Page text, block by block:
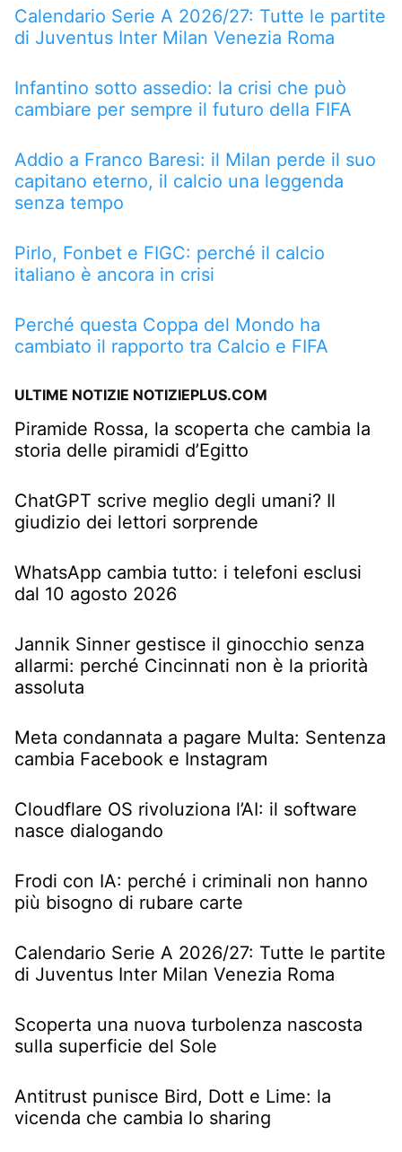
Calendario Serie A 2026/27: Tutte le partite
di Juventus Inter Milan Venezia Roma
Infantino sotto assedio: la crisi che può
cambiare per sempre il futuro della FIFA
Addio a Franco Baresi: il Milan perde il suo
capitano eterno, il calcio una leggenda
senza tempo
Pirlo, Fonbet e FIGC: perché il calcio
italiano è ancora in crisi
Perché questa Coppa del Mondo ha
cambiato il rapporto tra Calcio e FIFA
ULTIME NOTIZIE NOTIZIEPLUS.COM
Piramide Rossa, la scoperta che cambia la
storia delle piramidi d’Egitto
ChatGPT scrive meglio degli umani? Il
giudizio dei lettori sorprende
WhatsApp cambia tutto: i telefoni esclusi
dal 10 agosto 2026
Jannik Sinner gestisce il ginocchio senza
allarmi: perché Cincinnati non è la priorità
assoluta
Meta condannata a pagare Multa: Sentenza
cambia Facebook e Instagram
Cloudflare OS rivoluziona l’AI: il software
nasce dialogando
Frodi con IA: perché i criminali non hanno
più bisogno di rubare carte
Calendario Serie A 2026/27: Tutte le partite
di Juventus Inter Milan Venezia Roma
Scoperta una nuova turbolenza nascosta
sulla superficie del Sole
Antitrust punisce Bird, Dott e Lime: la
vicenda che cambia lo sharing